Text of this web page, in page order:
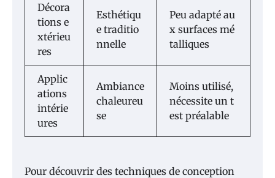
Décora
tions e
xtérieu
res
Esthétiqu
e traditio
nnelle
Peu adapté au
x surfaces mé
talliques
Applic
ations
intérie
ures
Ambiance
chaleureu
se
Moins utilisé,
nécessite un t
est préalable
Pour découvrir des techniques de conception